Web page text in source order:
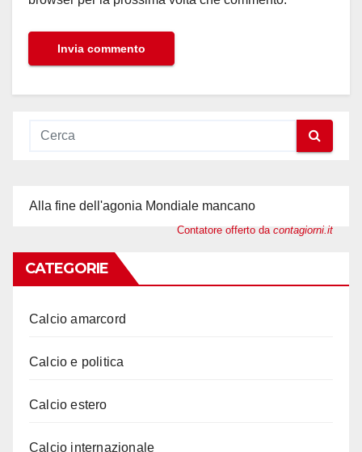
Alla fine dell'agonia Mondiale mancano
Contatore offerto da contagiorni.it
CATEGORIE
Calcio amarcord
Calcio e politica
Calcio estero
Calcio internazionale